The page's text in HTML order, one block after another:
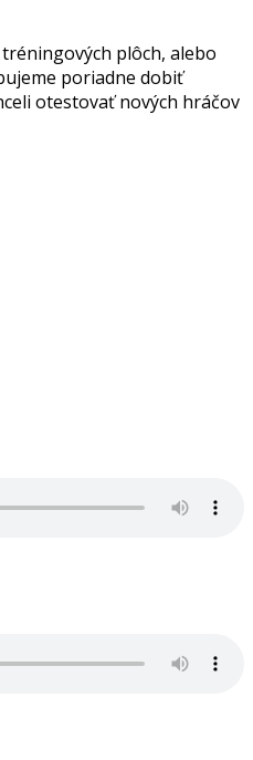
plôch, alebo
poriadne dobiť
otestovať nových hráčov